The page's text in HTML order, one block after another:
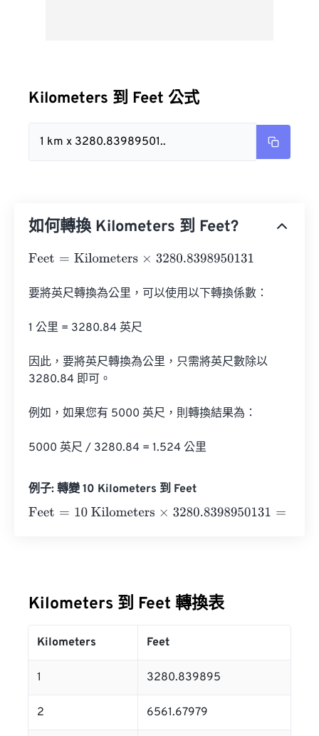
Kilometers 到 Feet 公式
1 km x 3280.83989501..
如何轉換 Kilometers 到 Feet?
Feet= Kilometers×3280.8398950131
要將英尺轉換為公里，可以使用以下轉換係數：
1 公里 = 3280.84 英尺
因此，要將英尺轉換為公里，只需將英尺數除以
3280.84 即可。
例如，如果您有 5000 英尺，則轉換結果為：
5000 英尺 / 3280.84 = 1.524 公里
例子: 轉變 10 Kilometers 到 Feet
Feet= 10 Kilometers×3280.8398950131=
Kilometers 到 Feet 轉換表
Kilometers Feet
1 3280.839895
2 6561.67979